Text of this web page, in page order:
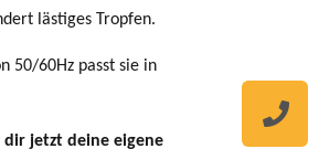
lästiges Tropfen.
50/60Hz passt sie in
dir jetzt deine eigene